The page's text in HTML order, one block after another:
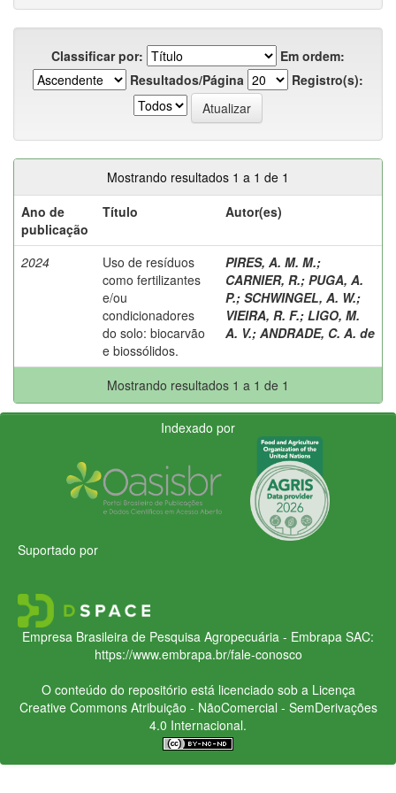
Classificar por:
Em ordem:
Resultados/Página
Registro(s):
Mostrando resultados 1 a 1 de 1
Ano de
publicação
Título Autor(es)
2024
Uso de resíduos
como fertilizantes
e/ou
condicionadores
do solo: biocarvão
e biossólidos.
PIRES, A. M. M.;
CARNIER, R.; PUGA, A.
P.; SCHWINGEL, A. W.;
VIEIRA, R. F.; LIGO, M.
A. V.; ANDRADE, C. A. de
Mostrando resultados 1 a 1 de 1
Indexado por
Suportado por
Empresa Brasileira de Pesquisa Agropecuária - Embrapa SAC:
https://www.embrapa.br/fale-conosco
O conteúdo do repositório está licenciado sob a Licença
Creative CommonsAtribuição - NãoComercial - SemDerivações
4.0 Internacional.